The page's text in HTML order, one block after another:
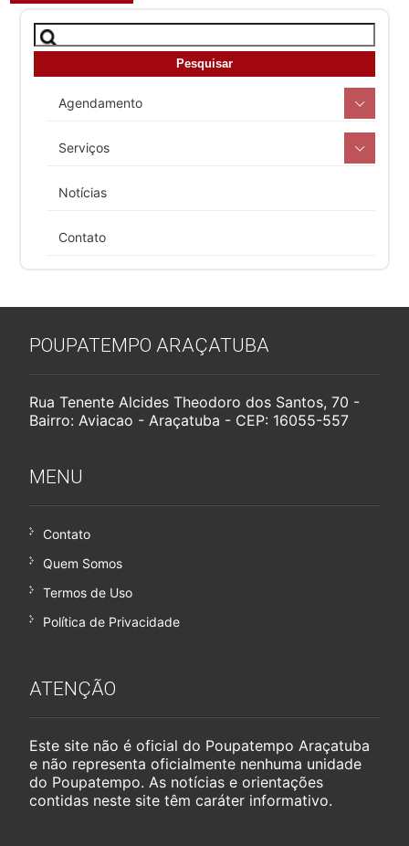
Agendamento
Serviços
Notícias
Contato
POUPATEMPO ARAÇATUBA
Rua Tenente Alcides Theodoro dos Santos, 70 -
Bairro: Aviacao - Araçatuba - CEP: 16055-557
MENU
Contato
Quem Somos
Termos de Uso
Política de Privacidade
ATENÇÃO
Este site não é oficial do Poupatempo Araçatuba
e não representa oficialmente nenhuma unidade
do Poupatempo. As notícias e orientações
contidas neste site têm caráter informativo.